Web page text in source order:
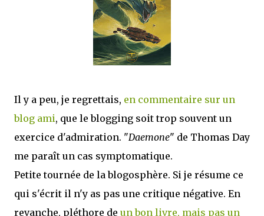
mettre sous tous les yeux. C'est cela...
Il y a peu, je regrettais, en commentaire sur un
blog ami, que le blogging soit trop souvent un
exercice d'admiration. "Daemone" de Thomas Day
me paraît un cas symptomatique.
Petite tournée de la blogosphère. Si je résume ce
qui s'écrit il n'y as pas une critique négative. En
revanche, pléthore de un bon livre, mais pas un